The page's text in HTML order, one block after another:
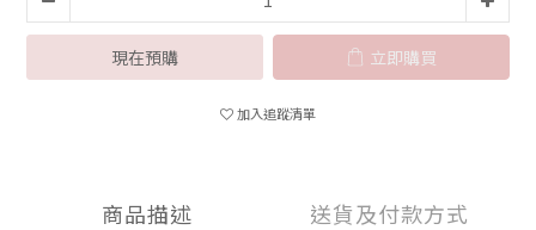
現在預購 立即購買
加入追蹤清單
商品描述 送貨及付款方式